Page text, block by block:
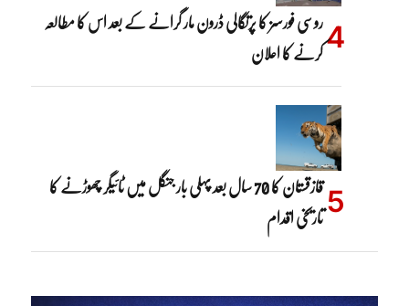
روسی فورسز کا پرتگالی ڈرون مار گرانے کے بعد اس کا مطالعہ
کرنے کا اعلان
قازقستان کا 70 سال بعد پہلی بار جنگل میں ٹائیگر چھوڑنے کا
تاریخی اقدام